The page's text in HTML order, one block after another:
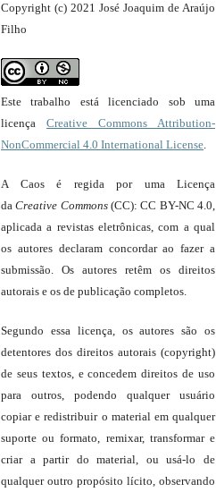
Copyright (c) 2021 José Joaquim de Araújo
Filho
Este trabalho está licenciado sob uma
licença Creative Commons Attribution-
NonCommercial 4.0 International License.
A Caos é regida por uma Licença
daCreative Commons(CC): CC BY-NC 4.0,
aplicada a revistas eletrônicas, com a qual
os autores declaram concordar ao fazer a
submissão. Os autores retêm os direitos
autorais e os de publicação completos.
Segundo essa licença, os autores são os
detentores dos direitos autorais (copyright)
de seus textos, e concedem direitos de uso
para outros, podendo qualquer usuário
copiar e redistribuir o material em qualquer
suporte ou formato, remixar, transformar e
criar a partir do material, ou usá-lo de
qualquer outro propósito lícito, observando